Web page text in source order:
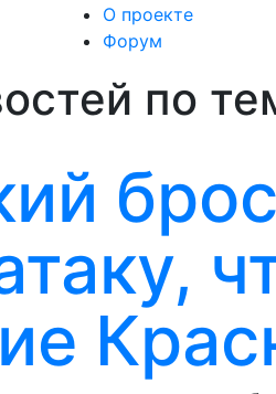
О проекте
Форум
по